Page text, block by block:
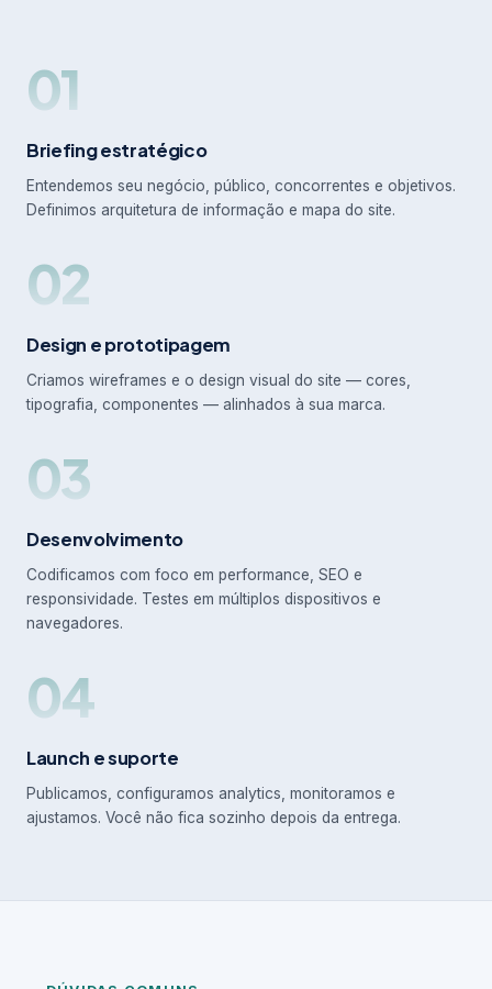
01
Briefing estratégico
Entendemos seu negócio, público, concorrentes e objetivos.
Definimos arquitetura de informação e mapa do site.
02
Design e prototipagem
Criamos wireframes e o design visual do site — cores,
tipografia, componentes — alinhados à sua marca.
03
Desenvolvimento
Codificamos com foco em performance, SEO e
responsividade. Testes em múltiplos dispositivos e
navegadores.
04
Launch e suporte
Publicamos, configuramos analytics, monitoramos e
ajustamos. Você não fica sozinho depois da entrega.